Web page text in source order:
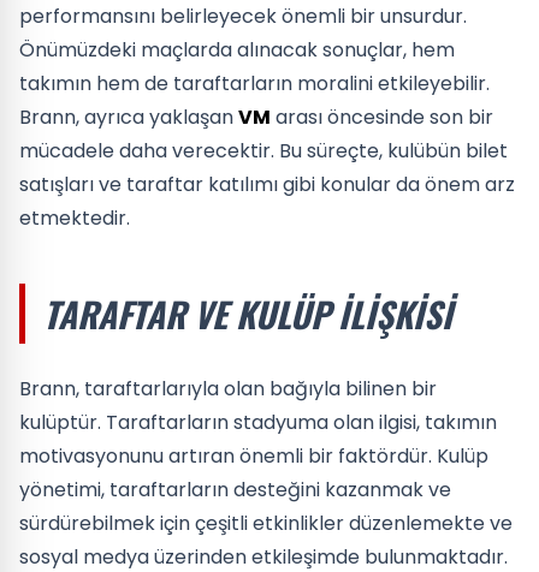
performansını belirleyecek önemli bir unsurdur.
Önümüzdeki maçlarda alınacak sonuçlar, hem
takımın hem de taraftarların moralini etkileyebilir.
Brann, ayrıca yaklaşanVM arası öncesinde son bir
mücadele daha verecektir. Bu süreçte, kulübün bilet
satışları ve taraftar katılımı gibi konular da önem arz
etmektedir.
TARAFTAR VE KULÜP İLIŞKISI
Brann, taraftarlarıyla olan bağıyla bilinen bir
kulüptür. Taraftarların stadyuma olan ilgisi, takımın
motivasyonunu artıran önemli bir faktördür. Kulüp
yönetimi, taraftarların desteğini kazanmak ve
sürdürebilmek için çeşitli etkinlikler düzenlemekte ve
sosyal medya üzerinden etkileşimde bulunmaktadır.